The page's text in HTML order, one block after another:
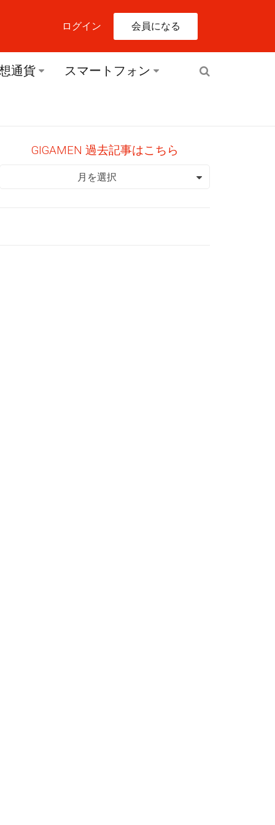
ログイン 会員になる
通貨 スマートフォン
GIGAMEN 過去記事はこちら
GIGAMEN 過去記事はこちら
月を選択